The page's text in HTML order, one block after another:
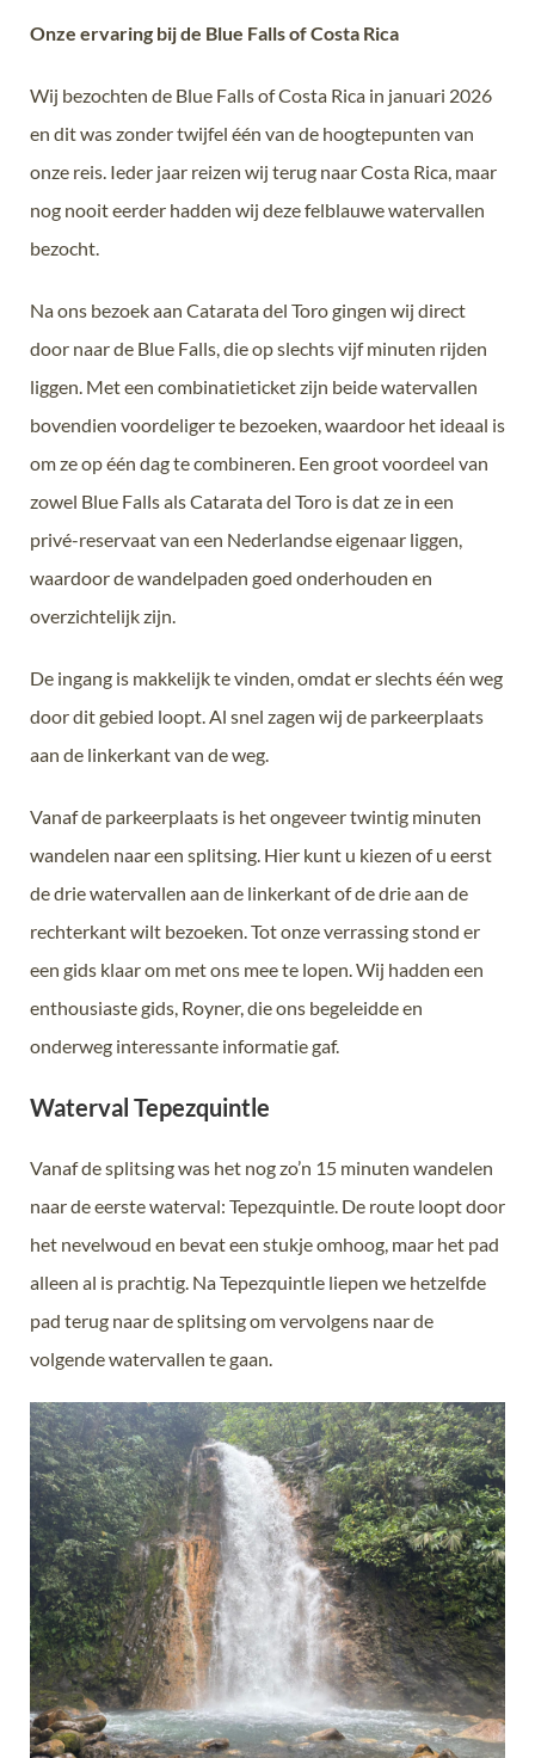
Onze ervaring bij de Blue Falls of Costa Rica
Wij bezochten de Blue Falls of Costa Rica in januari 2026
en dit was zonder twijfel één van de hoogtepunten van
onze reis. Ieder jaar reizen wij terug naar Costa Rica, maar
nog nooit eerder hadden wij deze felblauwe watervallen
bezocht.
Na ons bezoek aan Catarata del Toro gingen wij direct
door naar de Blue Falls, die op slechts vijf minuten rijden
liggen. Met een combinatieticket zijn beide watervallen
bovendien voordeliger te bezoeken, waardoor het ideaal is
om ze op één dag te combineren. Een groot voordeel van
zowel Blue Falls als Catarata del Toro is dat ze in een
privé-reservaat van een Nederlandse eigenaar liggen,
waardoor de wandelpaden goed onderhouden en
overzichtelijk zijn.
De ingang is makkelijk te vinden, omdat er slechts één weg
door dit gebied loopt. Al snel zagen wij de parkeerplaats
aan de linkerkant van de weg.
Vanaf de parkeerplaats is het ongeveer twintig minuten
wandelen naar een splitsing. Hier kunt u kiezen of u eerst
de drie watervallen aan de linkerkant of de drie aan de
rechterkant wilt bezoeken. Tot onze verrassing stond er
een gids klaar om met ons mee te lopen. Wij hadden een
enthousiaste gids, Royner, die ons begeleidde en
onderweg interessante informatie gaf.
Waterval Tepezquintle
Vanaf de splitsing was het nog zo’n 15 minuten wandelen
naar de eerste waterval: Tepezquintle. De route loopt door
het nevelwoud en bevat een stukje omhoog, maar het pad
alleen al is prachtig. Na Tepezquintle liepen we hetzelfde
pad terug naar de splitsing om vervolgens naar de
volgende watervallen te gaan.